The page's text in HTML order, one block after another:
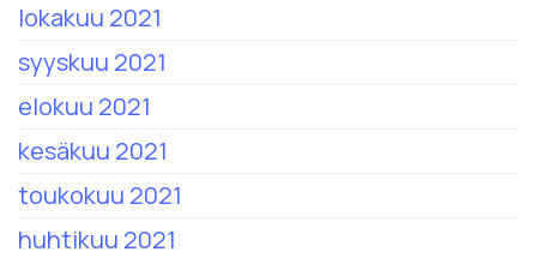
lokakuu 2021
syyskuu 2021
elokuu 2021
kesäkuu 2021
toukokuu 2021
huhtikuu 2021